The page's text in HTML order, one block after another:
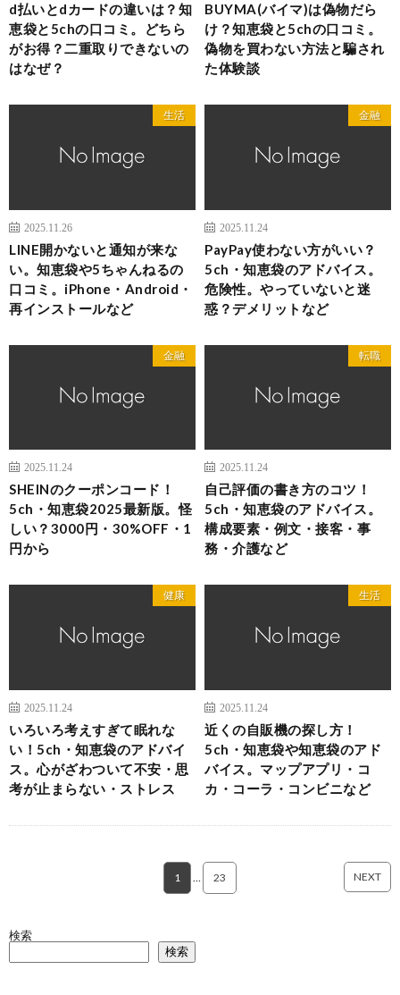
d払いとdカードの違いは？知
恵袋と5chの口コミ。どちら
がお得？二重取りできないの
はなぜ？
BUYMA(バイマ)は偽物だら
け？知恵袋と5chの口コミ。
偽物を買わない方法と騙され
た体験談
生活
2025.11.26
LINE開かないと通知が来な
い。知恵袋や5ちゃんねるの
口コミ。iPhone・Android・
再インストールなど
金融
2025.11.24
PayPay使わない方がいい？
5ch・知恵袋のアドバイス。
危険性。やっていないと迷
惑？デメリットなど
金融
2025.11.24
SHEINのクーポンコード！
5ch・知恵袋2025最新版。怪
しい？3000円・30%OFF・1
円から
転職
2025.11.24
自己評価の書き方のコツ！
5ch・知恵袋のアドバイス。
構成要素・例文・接客・事
務・介護など
健康
2025.11.24
いろいろ考えすぎて眠れな
い！5ch・知恵袋のアドバイ
ス。心がざわついて不安・思
考が止まらない・ストレス
生活
2025.11.24
近くの自販機の探し方！
5ch・知恵袋や知恵袋のアド
バイス。マップアプリ・コ
カ・コーラ・コンビニなど
1 23 NEXT
検索
検索